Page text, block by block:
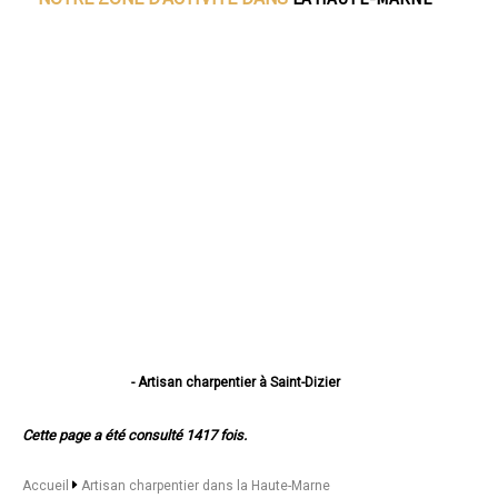
- Artisan charpentier à Saint-Dizier
- Artisan charpentier à Nogent
- Artisan charpentier à Wassy
Cette page a été consulté 1417 fois.
Accueil Artisan charpentier dans la Haute-Marne